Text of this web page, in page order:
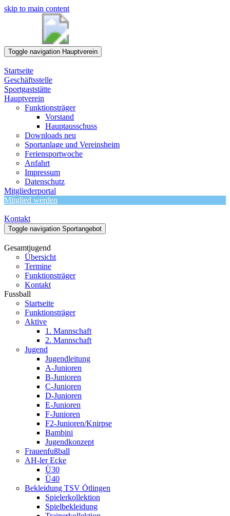
skip to main content
Toggle navigation Hauptverein
Startseite
Geschäftsstelle
Sportgaststätte
Hauptverein
Funktionsträger
Vorstand
Hauptausschuss
Downloads neu
Sportanlage und Vereinsheim
Feriensportwoche
Anfahrt
Impressum
Datenschutz
Mitgliederportal
Mitglied werden
Kontakt
Toggle navigation Sportangebot
Gesamtjugend
Übersicht
Termine
Funktionsträger
Kontakt
Fussball
Startseite
Funktionsträger
Aktive
1. Mannschaft
2. Mannschaft
Jugend
Jugendleitung
A-Junioren
B-Junioren
C-Junioren
D-Junioren
E-Junioren
F-Junioren
F2-Junioren/Knirpse
Bambini
Jugendkonzept
Frauenfußball
AH-ler Ecke
Ü30
Ü40
Bekleidung TSV Ötlingen
Spielerkollektion
Spielbekleidung